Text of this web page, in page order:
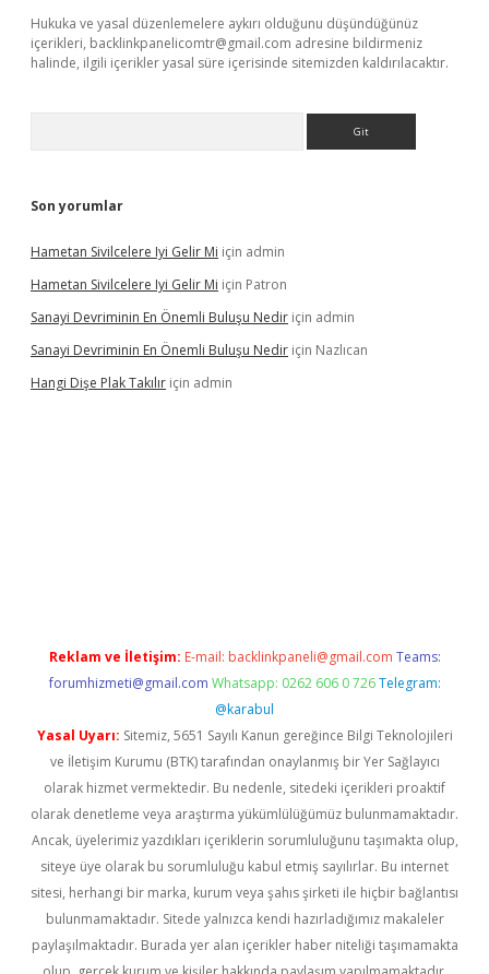
Hukuka ve yasal düzenlemelere aykırı olduğunu düşündüğünüz
içerikleri, backlinkpanelicomtr@gmail.com adresine bildirmeniz
halinde, ilgili içerikler yasal süre içerisinde sitemizden kaldırılacaktır.
Son yorumlar
Hametan Sivilcelere Iyi Gelir Mi için admin
Hametan Sivilcelere Iyi Gelir Mi için Patron
Sanayi Devriminin En Önemli Buluşu Nedir için admin
Sanayi Devriminin En Önemli Buluşu Nedir için Nazlıcan
Hangi Dişe Plak Takılır için admin
Reklam ve İletişim: E-mail: backlinkpaneli@gmail.com Teams:
forumhizmeti@gmail.com Whatsapp: 0262 606 0 726 Telegram:
@karabul
Yasal Uyarı: Sitemiz, 5651 Sayılı Kanun gereğince Bilgi Teknolojileri
ve İletişim Kurumu (BTK) tarafından onaylanmış bir Yer Sağlayıcı
olarak hizmet vermektedir. Bu nedenle, sitedeki içerikleri proaktif
olarak denetleme veya araştırma yükümlülüğümüz bulunmamaktadır.
Ancak, üyelerimiz yazdıkları içeriklerin sorumluluğunu taşımakta olup,
siteye üye olarak bu sorumluluğu kabul etmiş sayılırlar. Bu internet
sitesi, herhangi bir marka, kurum veya şahıs şirketi ile hiçbir bağlantısı
bulunmamaktadır. Sitede yalnızca kendi hazırladığımız makaleler
paylaşılmaktadır. Burada yer alan içerikler haber niteliği taşımamakta